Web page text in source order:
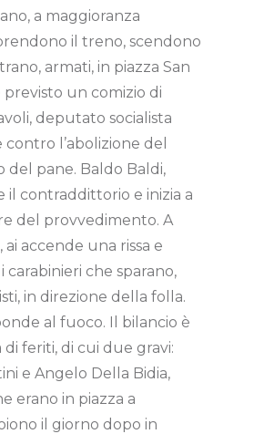
a maggioranza
il treno, scendono
armati, in piazza San
previsto un comizio di
deputato socialista
l’abolizione del
del pane. Baldo Baldi,
il contraddittorio e inizia a
del provvedimento. A
accende una rissa e
che sparano,
in direzione della folla.
al fuoco. Il bilancio è
feriti, di cui due gravi:
e Angelo Della Bidia,
erano in piazza a
il giorno dopo in